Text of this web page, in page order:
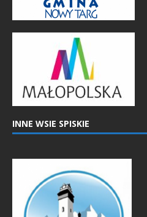
INNE WSIE SPISKIE